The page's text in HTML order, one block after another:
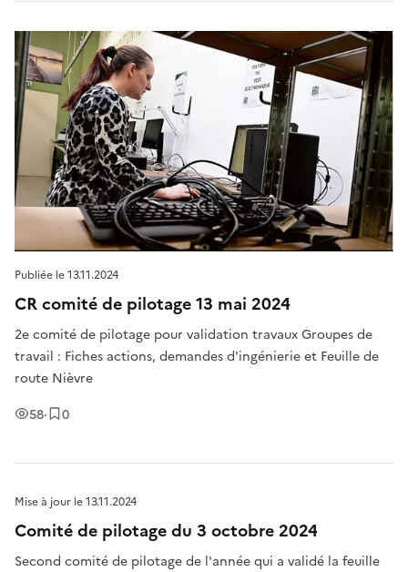
Publiée le13.11.2024
CR comité de pilotage 13 mai 2024
2e comité de pilotage pour validation travaux Groupes de
travail : Fiches actions, demandes d'ingénierie et Feuille de
route Nièvre
58Vues
· 0Enregistrement
Mise à jour le13.11.2024
Comité de pilotage du 3 octobre 2024
Second comité de pilotage de l'année qui a validé la feuille